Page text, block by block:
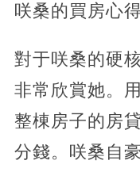
咲桑的買房心
對于咲桑的硬
非常欣賞她。
整棟房子的房
分錢。咲桑自